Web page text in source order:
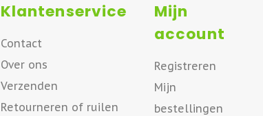
Klantenservice
Contact
Over ons
Verzenden
Retourneren of ruilen
Mijn
account
Registreren
Mijn
bestellingen